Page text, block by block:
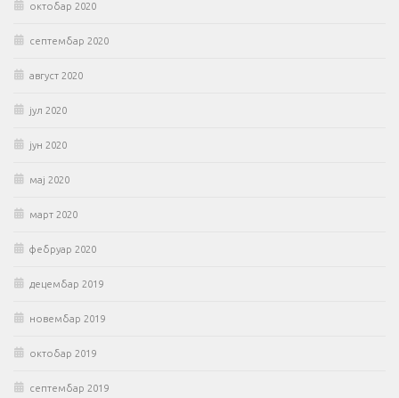
октобар 2020
септембар 2020
август 2020
јул 2020
јун 2020
мај 2020
март 2020
фебруар 2020
децембар 2019
новембар 2019
октобар 2019
септембар 2019